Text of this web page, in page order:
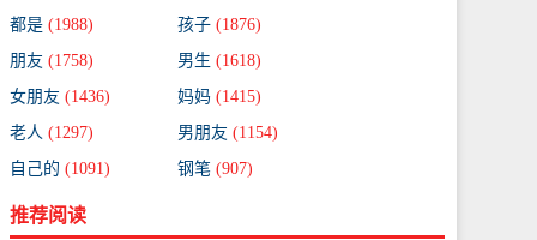
都是 (1988) 孩子 (1876)
朋友 (1758) 男生 (1618)
女朋友 (1436) 妈妈 (1415)
老人 (1297) 男朋友 (1154)
自己的 (1091) 钢笔 (907)
推荐阅读